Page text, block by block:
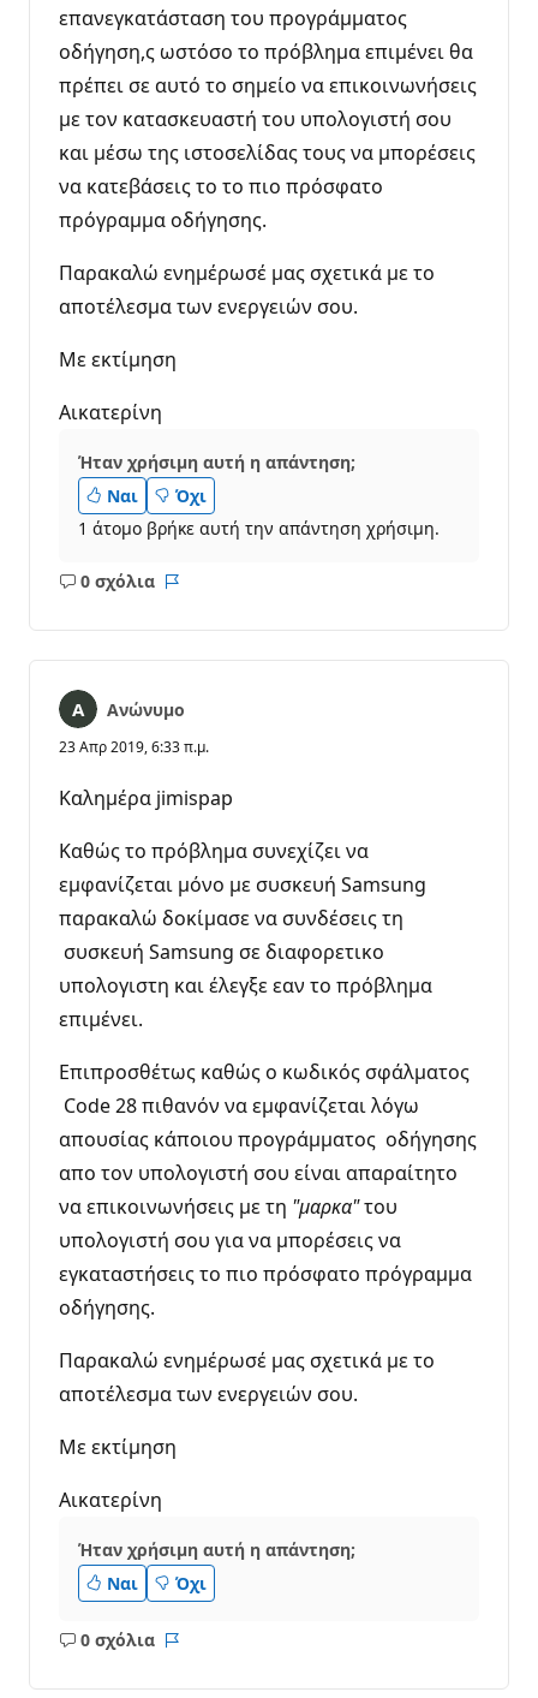
επανεγκατάσταση του προγράμματος
οδήγηση,ς ωστόσο το πρόβλημα επιμένει θα
πρέπει σε αυτό το σημείο να επικοινωνήσεις
με τον κατασκευαστή του υπολογιστή σου
και μέσω της ιστοσελίδας τους να μπορέσεις
να κατεβάσεις το το πιο πρόσφατο
πρόγραμμα οδήγησης.
Παρακαλώ ενημέρωσέ μας σχετικά με το
αποτέλεσμα των ενεργειών σου.
Με εκτίμηση
Αικατερίνη
Ήταν χρήσιμη αυτή η απάντηση;
Ναι
Όχι
1 άτομο βρήκε αυτή την απάντηση χρήσιμη.
0 σχόλια
Κανένα
Ανώνυμο
23 Απρ 2019, 6:33 π.μ.
Καλημέρα jimispap
Καθώς το πρόβλημα συνεχίζει να
εμφανίζεται μόνο με συσκευή Samsung
παρακαλώ δοκίμασε να συνδέσεις τη
συσκευή Samsung σε διαφορετικο
υπολογιστη και έλεγξε εαν το πρόβλημα
επιμένει.
Επιπροσθέτως καθώς ο κωδικός σφάλματος
Code 28 πιθανόν να εμφανίζεται λόγω
απουσίας κάποιου προγράμματος οδήγησης
απο τον υπολογιστή σου είναι απαραίτητο
να επικοινωνήσεις με τη "μαρκα"του
υπολογιστή σου για να μπορέσεις να
εγκαταστήσεις το πιο πρόσφατο πρόγραμμα
οδήγησης.
Παρακαλώ ενημέρωσέ μας σχετικά με το
αποτέλεσμα των ενεργειών σου.
Με εκτίμηση
Αικατερίνη
Ήταν χρήσιμη αυτή η απάντηση;
Ναι
Όχι
0 σχόλια
Κανένα